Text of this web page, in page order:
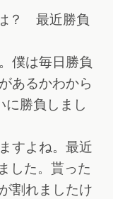
？ 最近勝負
僕は毎日勝負
あるかわから
に勝負しまし
すよね。最近
した。貰った
割れましたけ